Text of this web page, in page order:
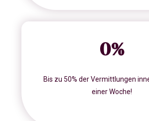
0%
Bis zu 50% der Vermittlungen
einer Woche!